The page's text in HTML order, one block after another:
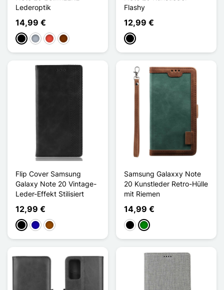
Lederoptik
14,99 €
Schwarz
GrauRot Kaffee
Flashy
12,99 €
Schwarz
Flip Cover Samsung
Galaxy Note 20 Vintage-
Leder-Effekt Stilisiert
12,99 €
SchwarzDunkelblau
Braun
Samsung Galaxxy Note
20 Kunstleder Retro-Hülle
mit Riemen
14,99 €
Schwarz
Grün